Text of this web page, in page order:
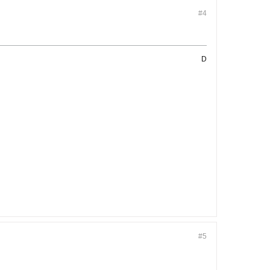
#4
D
#5